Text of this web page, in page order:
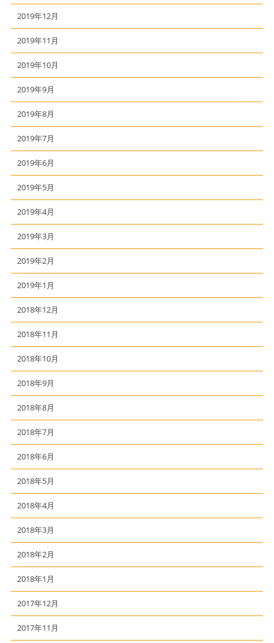
2019年12月
2019年11月
2019年10月
2019年9月
2019年8月
2019年7月
2019年6月
2019年5月
2019年4月
2019年3月
2019年2月
2019年1月
2018年12月
2018年11月
2018年10月
2018年9月
2018年8月
2018年7月
2018年6月
2018年5月
2018年4月
2018年3月
2018年2月
2018年1月
2017年12月
2017年11月